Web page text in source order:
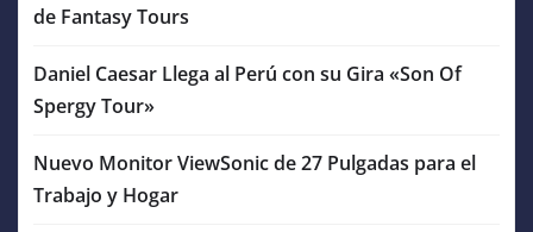
de Fantasy Tours
Daniel Caesar Llega al Perú con su Gira «Son Of
Spergy Tour»
Nuevo Monitor ViewSonic de 27 Pulgadas para el
Trabajo y Hogar